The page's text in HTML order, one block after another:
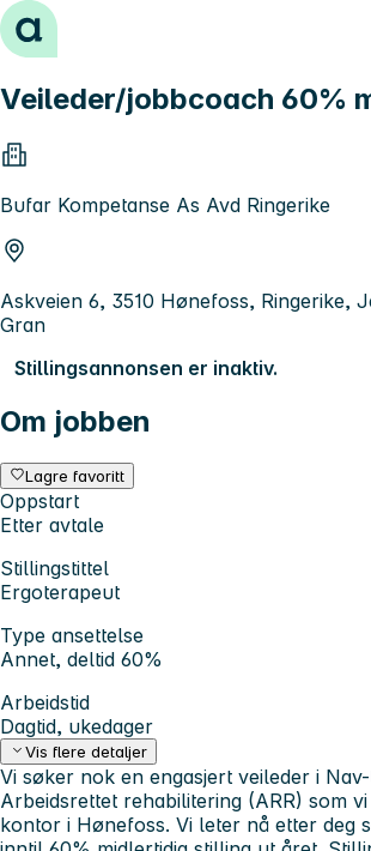
Hopp til innhold
Veileder/jobbcoach 60%
Bufar Kompetanse As Avd Ringerike
Askveien 6, 3510 Hønefoss, Ringerike,
Gran
Stillingsannonsen er inaktiv.
Om jobben
Lagre favoritt
Oppstart
Etter avtale
Stillingstittel
Ergoterapeut
Type ansettelse
Annet, deltid 60%
Arbeidstid
Dagtid, ukedager
Vis flere detaljer
Vi søker nok en engasjert veileder i
Arbeidsrettet rehabilitering (ARR) som
kontor i Hønefoss. Vi leter nå etter deg